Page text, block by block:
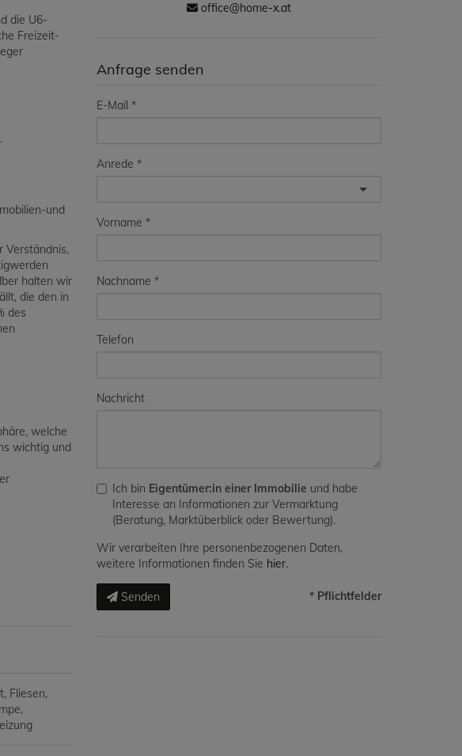
die U6-
Freizeit-
und
Verständnis,
halten wir
die den in
des
welche
wichtig und
Fliesen
office@home-x.at
Anfrage senden
E-Mail
Anrede
Vorname
Nachname
Telefon
Nachricht
Ich bin Eigentümer:in einer Immobilie und habe
Interesse an Informationen zur Vermarktung
(Beratung, Marktüberblick oder Bewertung).
Wir verarbeiten Ihre personenbezogenen Daten,
weitere Informationen finden Sie hier.
Senden * Pflichtfelder